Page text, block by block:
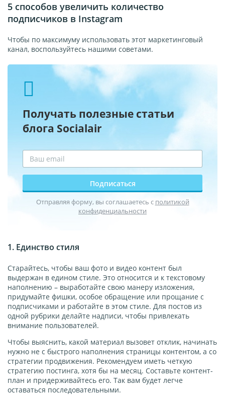
5 способов увеличить количество
подписчиков в Instagram
Чтобы по максимуму использовать этот маркетинговый
канал, воспользуйтесь нашими советами.
Получать полезные статьи
блога Socialair
Подписаться
Отправляя форму, вы соглашаетесь с политикой
конфиденциальности
1. Единство стиля
Старайтесь, чтобы ваш фото и видео контент был
выдержан в едином стиле. Это относится и к текстовому
наполнению – выработайте свою манеру изложения,
придумайте фишки, особое обращение или прощание с
подписчиками и работайте в этом стиле. Для постов из
одной рубрики делайте надписи, чтобы привлекать
внимание пользователей.
Чтобы выяснить, какой материал вызовет отклик, начинать
нужно не с быстрого наполнения страницы контентом, а со
стратегии продвижения. Рекомендуем иметь четкую
стратегию постинга, хотя бы на месяц. Составьте контент-
план и придерживайтесь его. Так вам будет легче
оставаться последовательными.